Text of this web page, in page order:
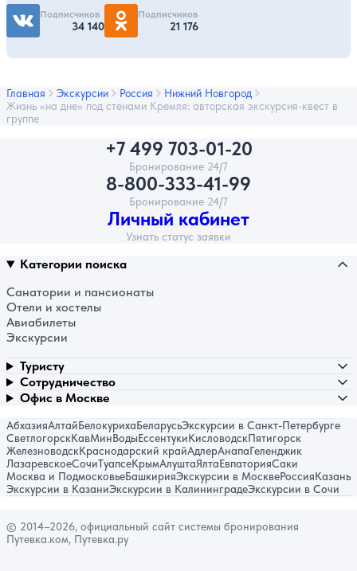
Подписчиков
34 140
Подписчиков
21 176
Главная Экскурсии Россия
Нижний Новгород
Жизнь «на дне» под стенами Кремля: авторская экскурсия-квест в
группе
+7 499 703-01-20
Бронирование 24/7
8-800-333-41-99
Бронирование 24/7
Личный кабинет
Узнать статус заявки
Категории поиска
Санатории и пансионаты
Отели и хостелы
Авиабилеты
Экскурсии
Туристу
Сотрудничество
Офис в Москве
АбхазияАлтайБелокурихаБеларусьЭкскурсии в Санкт-Петербурге
СветлогорскКавМинВодыЕссентукиКисловодскПятигорск
ЖелезноводскКраснодарский крайАдлерАнапаГеленджик
ЛазаревскоеСочиТуапсеКрымАлуштаЯлтаЕвпаторияСаки
Москва и ПодмосковьеБашкирияЭкскурсии в МосквеРоссияКазань
Экскурсии в КазаниЭкскурсии в КалининградеЭкскурсии в Сочи
© 2014–2026, официальный сайт системы бронирования
Путевка.ком, Путевка.ру